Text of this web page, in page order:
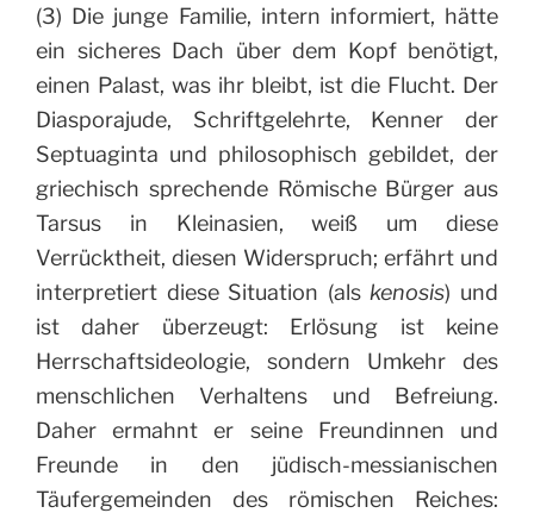
(3) Die junge Familie, intern informiert, hätte
ein sicheres Dach über dem Kopf benötigt,
einen Palast, was ihr bleibt, ist die Flucht. Der
Diasporajude, Schriftgelehrte, Kenner der
Septuaginta und philosophisch gebildet, der
griechisch sprechende Römische Bürger aus
Tarsus in Kleinasien, weiß um diese
Verrücktheit, diesen Widerspruch; erfährt und
interpretiert diese Situation (als kenosis) und
ist daher überzeugt: Erlösung ist keine
Herrschaftsideologie, sondern Umkehr des
menschlichen Verhaltens und Befreiung.
Daher ermahnt er seine Freundinnen und
Freunde in den jüdisch-messianischen
Täufergemeinden des römischen Reiches: